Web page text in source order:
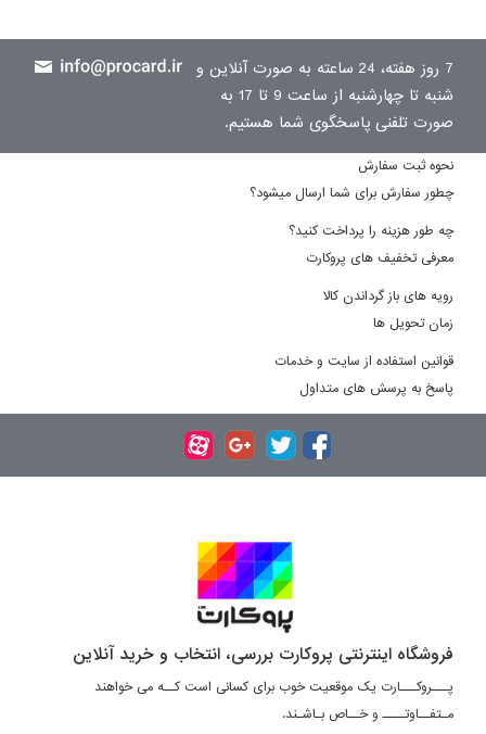
7 روز هفته، 24 ساعته به صورت آنلاین و
شنبه تا چهارشنبه از ساعت 9 تا 17 به
صورت تلفنی پاسخگوی شما هستیم.
نحوه ثبت سفارش
چطور سفارش برای شما ارسال میشود؟
چه طور هزینه را پرداخت کنید؟
معرفی تخفیف های پروکارت
رویه های باز گرداندن کالا
زمان تحویل ها
قوانین استفاده از سایت و خدمات
پاسخ به پرسش های متداول
فروشگاه اینترنتی پروکارت بررسی، انتخاب و خرید آنلاین
پـــروکـــارت یک موقعیت خوب برای کسانی است کــه می خواهند
مـتفــاوتــــ و خــاص بـاشـند.